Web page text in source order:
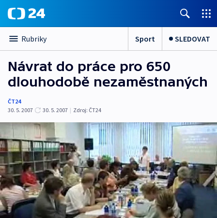
Rubriky Sport SLEDOVAT
Návrat do práce pro 650
dlouhodobě nezaměstnaných
ČT24
30. 5. 2007
30. 5. 2007 | Zdroj: ČT24